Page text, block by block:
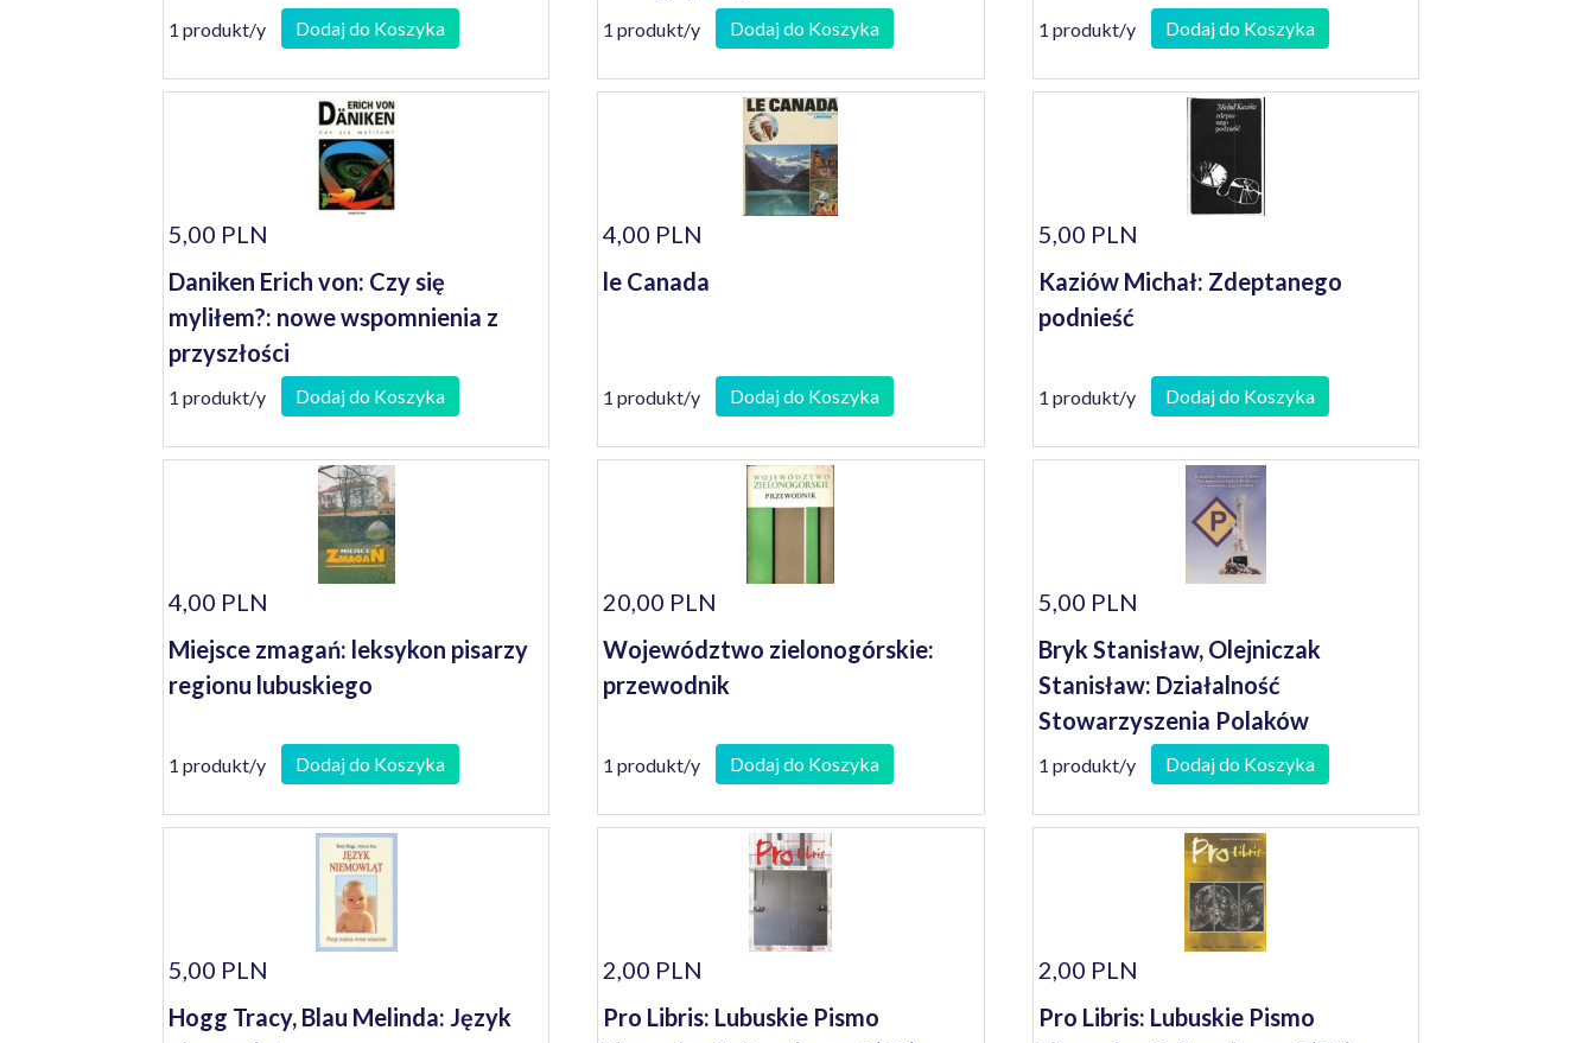
1 produkt/y Dodaj do Koszyka 1 produkt/y Dodaj do Koszyka 1 produkt/y Dodaj do Koszyka
5,00 PLN
Daniken Erich von: Czy się
myliłem?: nowe wspomnienia z
przyszłości
1 produkt/y Dodaj do Koszyka
4,00 PLN
le Canada
1 produkt/y Dodaj do Koszyka
5,00 PLN
Kaziów Michał: Zdeptanego
podnieść
1 produkt/y Dodaj do Koszyka
4,00 PLN
Miejsce zmagań: leksykon pisarzy
regionu lubuskiego
1 produkt/y Dodaj do Koszyka
20,00 PLN
Województwo zielonogórskie:
przewodnik
1 produkt/y Dodaj do Koszyka
5,00 PLN
Bryk Stanisław, Olejniczak
Stanisław: Działalność
Stowarzyszenia Polaków
Poszkodowanych przez III Rzeszę i
wspomnienia jego członków
1 produkt/y Dodaj do Koszyka
5,00 PLN
Hogg Tracy, Blau Melinda: Język
2,00 PLN
Pro Libris: Lubuskie Pismo
2,00 PLN
Pro Libris: Lubuskie Pismo